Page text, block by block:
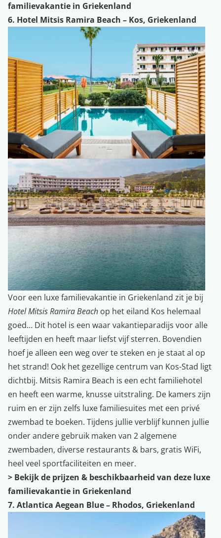
familievakantie in Griekenland
6. Hotel Mitsis Ramira Beach – Kos, Griekenland
Voor een luxe familievakantie in Griekenland zit je bij
Hotel Mitsis Ramira Beach op het eiland Kos helemaal
goed… Dit hotel is een waar vakantieparadijs voor alle
leeftijden en heeft maar liefst vijf sterren. Bovendien
hoef je alleen een weg over te steken en je staat al op
het strand! Ook het gezellige centrum van Kos-Stad ligt
dichtbij. Mitsis Ramira Beach is een echt familiehotel
en heeft een warme, knusse uitstraling. De kamers zijn
ruim en er zijn zelfs luxe familiesuites met een privé
zwembad te boeken. Tijdens jullie verblijf kunnen jullie
onder andere gebruik maken van 2 algemene
zwembaden, diverse restaurants & bars, gratis WiFi,
heel veel sportfaciliteiten en meer.
> Bekijk de prijzen & beschikbaarheid van deze luxe
familievakantie in Griekenland
7. Atlantica Aegean Blue – Rhodos, Griekenland